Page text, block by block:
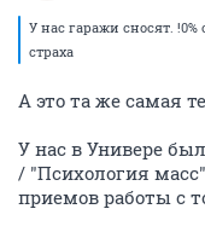
У нас гаражи сносят.
страха
А это та же самая
У нас в Универе
/ "Психология
приемов работы с